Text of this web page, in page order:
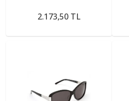
2.173,50 TL